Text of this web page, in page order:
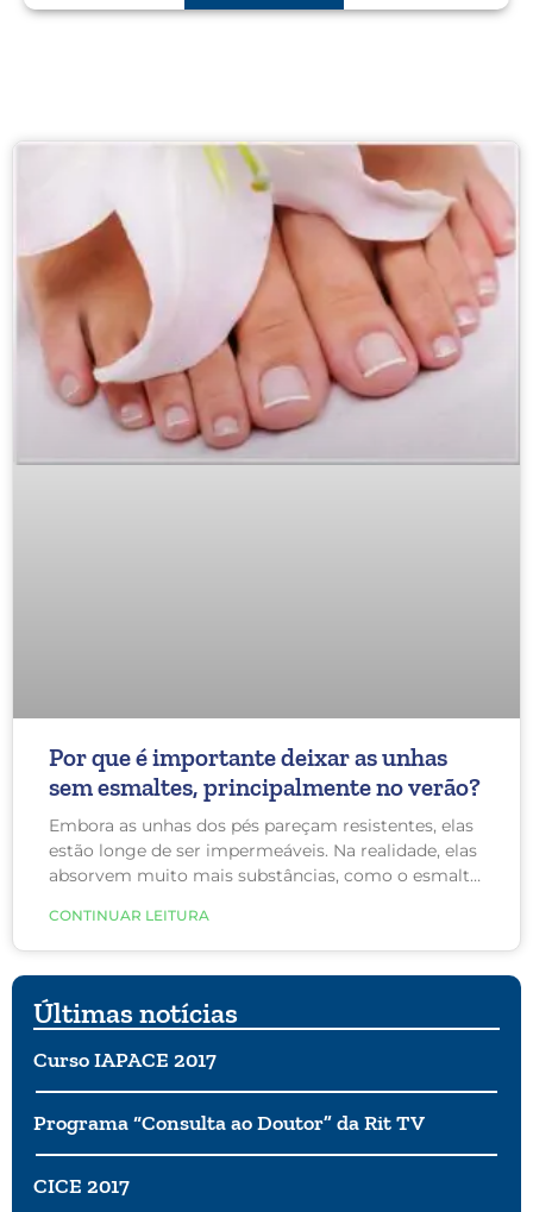
Por que é importante deixar as unhas
sem esmaltes, principalmente no verão?
Embora as unhas dos pés pareçam resistentes, elas
estão longe de ser impermeáveis. Na realidade, elas
absorvem muito mais substâncias, como o esmalte,
exemplo.
CONTINUAR LEITURA
Últimas notícias
Curso IAPACE 2017
Programa “Consulta ao Doutor” da Rit TV
CICE 2017